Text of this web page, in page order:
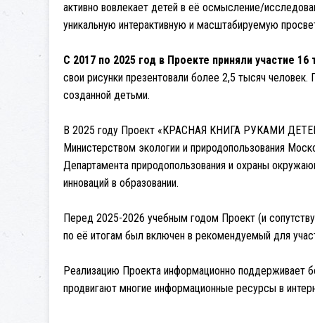
активно вовлекает детей в её осмысление/
уникальную интерактивную и масштабируемую
С 2017 по 2025 год в Проекте приняли участие
свои рисунки презентовали более 2,5 тысяч
созданной детьми.
В 2025 году Проект «КРАСНАЯ КНИГА РУКАМИ
Министерством экологии и природопользования
Департамента природопользования и охраны
инноваций в образовании.
Перед 2025-2026 учебным годом Проект (и
по её итогам был включен в рекомендуемый для
Реализацию Проекта информационно поддерживает
продвигают многие информационные ресурсы в